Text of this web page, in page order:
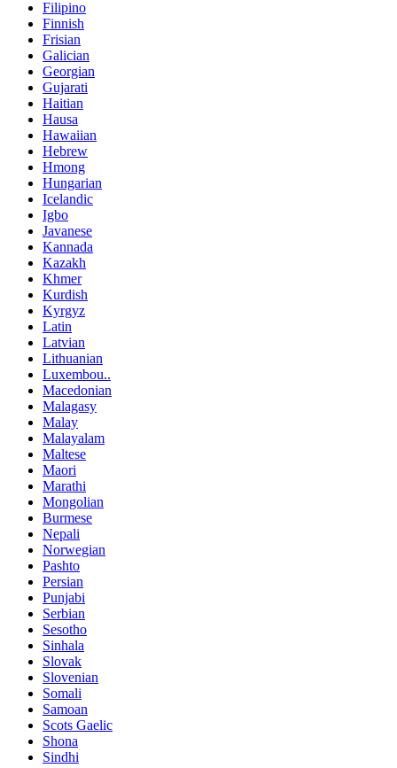
Filipino
Finnish
Frisian
Galician
Georgian
Gujarati
Haitian
Hausa
Hawaiian
Hebrew
Hmong
Hungarian
Icelandic
Igbo
Javanese
Kannada
Kazakh
Khmer
Kurdish
Kyrgyz
Latin
Latvian
Lithuanian
Luxembou..
Macedonian
Malagasy
Malay
Malayalam
Maltese
Maori
Marathi
Mongolian
Burmese
Nepali
Norwegian
Pashto
Persian
Punjabi
Serbian
Sesotho
Sinhala
Slovak
Slovenian
Somali
Samoan
Scots Gaelic
Shona
Sindhi